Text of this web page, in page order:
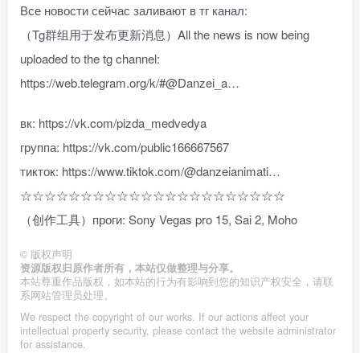
Все новости сейчас заливают в тг канал:
（Tg群组用于发布更新消息）All the news is now being
uploaded to the tg channel:
https://web.telegram.org/k/#@Danzei_a…
вк: https://vk.com/pizda_medvedya
группа: https://vk.com/public166667567
тикток: https://www.tiktok.com/@danzeianimati…
☆☆☆☆☆☆☆☆☆☆☆☆☆☆☆☆☆☆☆☆☆☆
（创作工具）проги: Sony Vegas pro 15, Sai 2, Moho
© 版权声明
资源版权归原作者所有，本站仅做整理与分享。
本站尊重作品版权，如本站的行为有影响到您的知识产权安全，请联
系网站管理员处理。
We respect the copyright of our works. If our actions affect your
intellectual property security, please contact the website administrator
for assistance.